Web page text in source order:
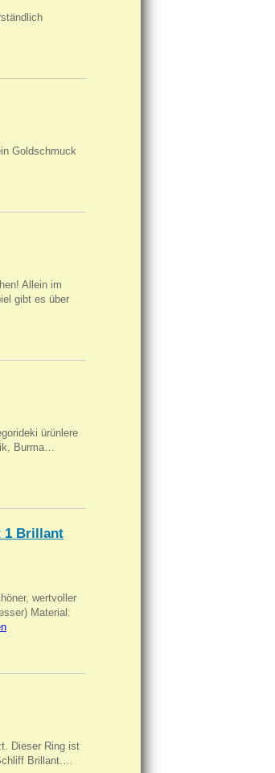
Goldschmuck
Allein im
gibt es über
ürünlere
Burma…
1 Brillant
wertvoller
Material:
Dieser Ring ist
Brillant.…